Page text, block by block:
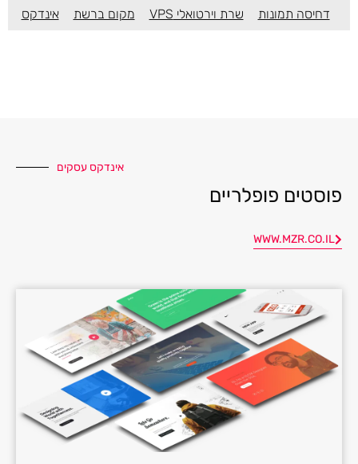
דחיסה תמונות שרת וירטואלי VPS מקום ברשת אינדקס
אינדקס עסקים
פוסטים פופלריים
WWW.MZR.CO.IL